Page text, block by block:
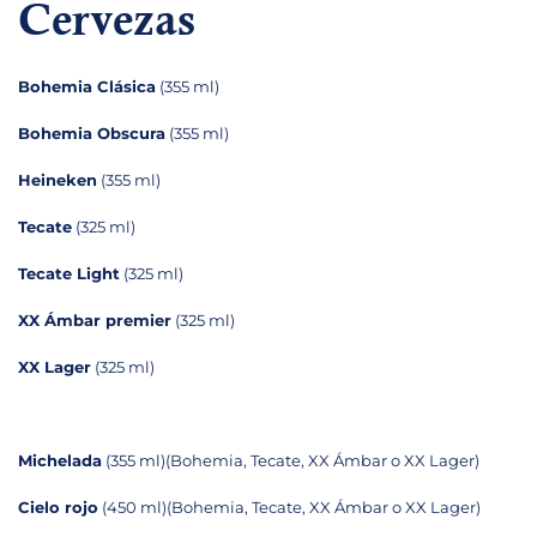
Cervezas
Bohemia Clásica (355 ml)
Bohemia Obscura (355 ml)
Heineken (355 ml)
Tecate (325 ml)
Tecate Light (325 ml)
XX Ámbar premier (325 ml)
XX Lager (325 ml)
Michelada (355 ml)(Bohemia, Tecate, XX Ámbar o XX Lager)
Cielo rojo (450 ml)(Bohemia, Tecate, XX Ámbar o XX Lager)